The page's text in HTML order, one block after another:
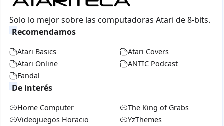
Solo lo mejor sobre las computadoras Atari de 8-bits.
Recomendamos
Atari Basics
Atari Covers
Atari Online
ANTIC Podcast
Fandal
De interés
Home Computer
The King of Grabs
Videojuegos Horacio
YzThemes